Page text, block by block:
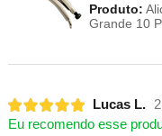
Produto:
Grande 10
Lucas L.
Eu recomendo esse